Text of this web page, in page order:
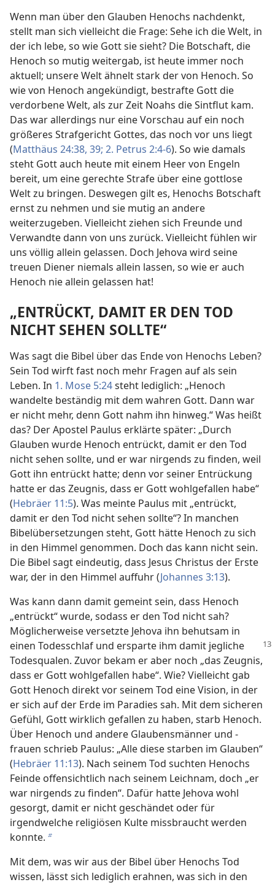
Wenn man über den Glauben Henochs nachdenkt,
stellt man sich vielleicht die Frage: Sehe ich die Welt, in
der ich lebe, so wie Gott sie sieht? Die Botschaft, die
Henoch so mutig weitergab, ist heute immer noch
aktuell; unsere Welt ähnelt stark der von Henoch. So
wie von Henoch angekündigt, bestrafte Gott die
verdorbene Welt, als zur Zeit Noahs die Sintflut kam.
Das war allerdings nur eine Vorschau auf ein noch
größeres Strafgericht Gottes, das noch vor uns liegt
(Matthäus 24:38, 39; 2. Petrus 2:4-6). So wie damals
steht Gott auch heute mit einem Heer von Engeln
bereit, um eine gerechte Strafe über eine gottlose
Welt zu bringen. Deswegen gilt es, Henochs Botschaft
ernst zu nehmen und sie mutig an andere
weiterzugeben. Vielleicht ziehen sich Freunde und
Verwandte dann von uns zurück. Vielleicht fühlen wir
uns völlig allein gelassen. Doch Jehova wird seine
treuen Diener niemals allein lassen, so wie er auch
Henoch nie allein gelassen hat!
„ENTRÜCKT, DAMIT ER DEN TOD
NICHT SEHEN SOLLTE“
Was sagt die Bibel über das Ende von Henochs Leben?
Sein Tod wirft fast noch mehr Fragen auf als sein
Leben. In 1. Mose 5:24steht lediglich: „Henoch
wandelte beständig mit dem wahren Gott. Dann war
er nicht mehr, denn Gott nahm ihn hinweg.“ Was heißt
das? Der Apostel Paulus erklärte später: „Durch
Glauben wurde Henoch entrückt, damit er den Tod
nicht sehen sollte, und er war nirgends zu finden, weil
Gott ihn entrückt hatte; denn vor seiner Entrückung
hatte er das Zeugnis, dass er Gott wohlgefallen habe“
(Hebräer 11:5). Was meinte Paulus mit „entrückt,
damit er den Tod nicht sehen sollte“? In manchen
Bibelübersetzungen steht, Gott hätte Henoch zu sich
in den Himmel genommen. Doch das kann nicht sein.
Die Bibel sagt eindeutig, dass Jesus Christus der Erste
war, der in den Himmel auffuhr (Johannes 3:13).
Was kann dann damit gemeint sein, dass Henoch
„entrückt“ wurde, sodass er den Tod nicht sah?
Möglicherweise versetzte Jehova ihn behutsam in
einen Todesschlaf und ersparte ihm damit jegliche
Todesqualen. Zuvor bekam er aber noch „das Zeugnis,
dass er Gott wohlgefallen habe“. Wie? Vielleicht gab
Gott Henoch direkt vor seinem Tod eine Vision, in der
er sich auf der Erde im Paradies sah. Mit dem sicheren
Gefühl, Gott wirklich gefallen zu haben, starb Henoch.
Über Henoch und andere Glaubensmänner und -
frauen schrieb Paulus: „Alle diese starben im Glauben“
(Hebräer 11:13). Nach seinem Tod suchten Henochs
Feinde offensichtlich nach seinem Leichnam, doch „er
war nirgends zu finden“. Dafür hatte Jehova wohl
gesorgt, damit er nicht geschändet oder für
irgendwelche religiösen Kulte missbraucht werden
konnte. b
Mit dem, was wir aus der Bibel über Henochs Tod
wissen, lässt sich lediglich erahnen, was sich in den